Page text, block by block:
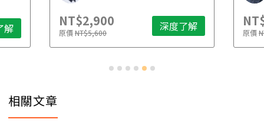
解 NT$2,900
原價NT$5,600 深度了解 原價
相關文章